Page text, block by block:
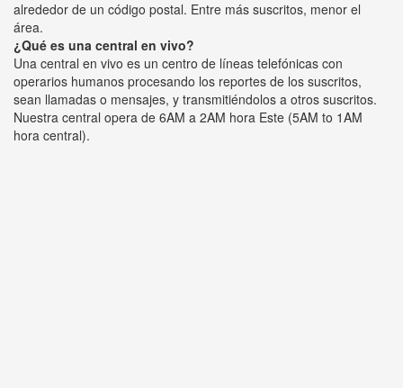
alrededor de un código postal. Entre más suscritos, menor el
área.
¿Qué es una central en vivo?
Una central en vivo es un centro de líneas telefónicas con
operarios humanos procesando los reportes de los suscritos,
sean llamadas o mensajes, y transmitiéndolos a otros suscritos.
Nuestra central opera de 6AM a 2AM hora Este (5AM to 1AM
hora central).